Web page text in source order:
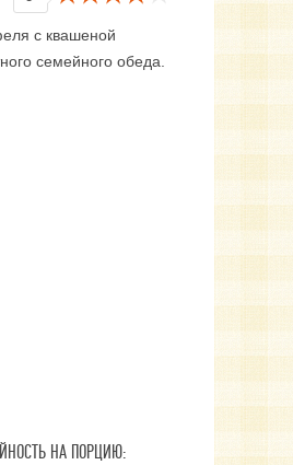
с квашеной
семейного обеда.
НА ПОРЦИЮ: